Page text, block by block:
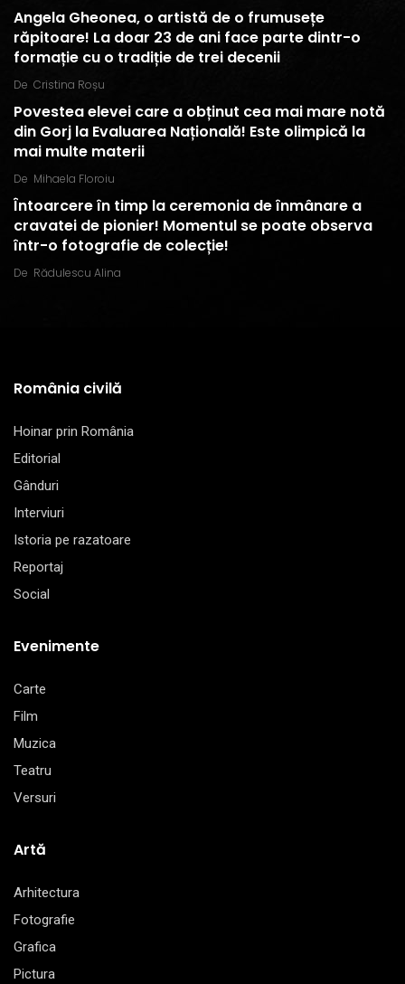
Angela Gheonea, o artistă de o frumusețe
răpitoare! La doar 23 de ani face parte dintr-o
formație cu o tradiție de trei decenii
De Cristina Roșu
Povestea elevei care a obținut cea mai mare notă
din Gorj la Evaluarea Națională! Este olimpică la
mai multe materii
De Mihaela Floroiu
Întoarcere în timp la ceremonia de înmânare a
cravatei de pionier! Momentul se poate observa
într-o fotografie de colecție!
De Rădulescu Alina
România civilă
Hoinar prin România
Editorial
Gânduri
Interviuri
Istoria pe razatoare
Reportaj
Social
Evenimente
Carte
Film
Muzica
Teatru
Versuri
Artă
Arhitectura
Fotografie
Grafica
Pictura